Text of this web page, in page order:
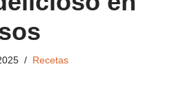
Recetas